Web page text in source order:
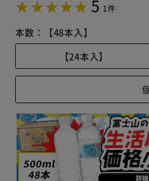
5 1件
本数：
【48本入】
【24本入】